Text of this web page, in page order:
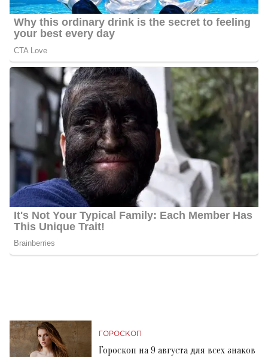
ГОРОСКОП
Гороскоп на 9 августа для всех знаков